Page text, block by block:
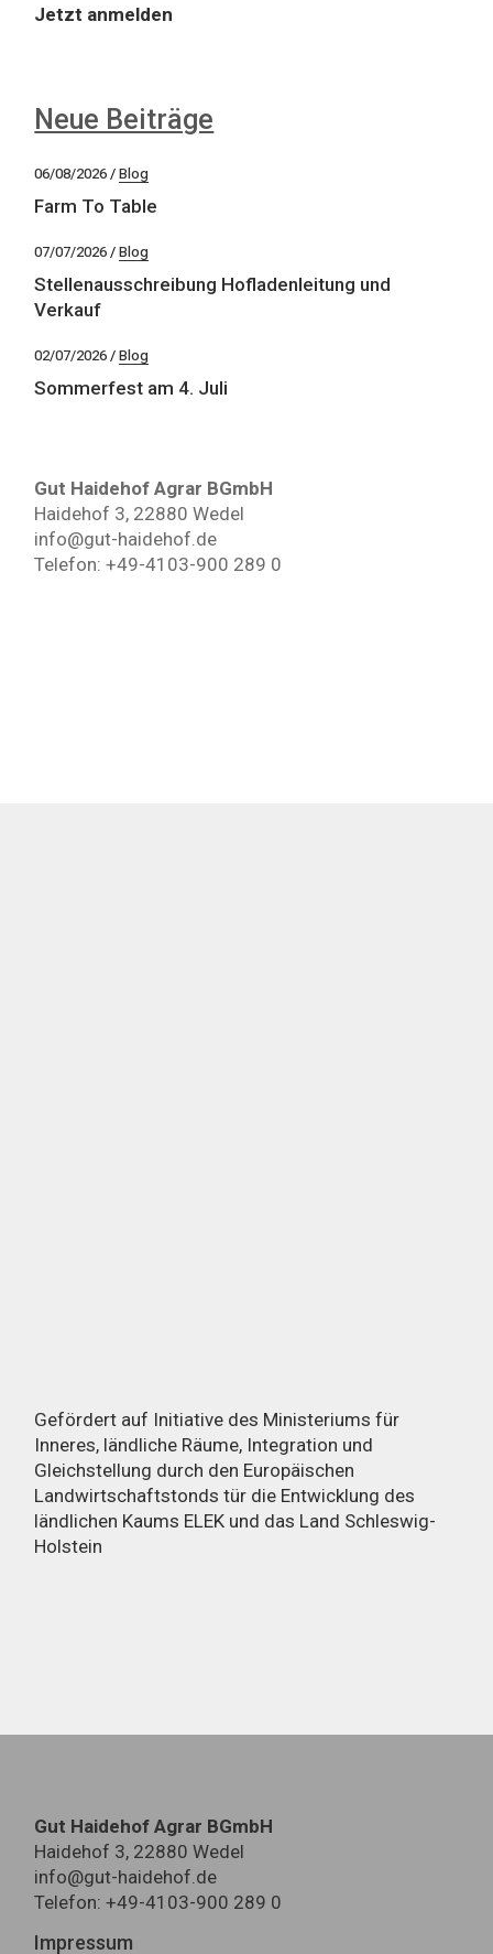
Jetzt anmelden
Neue Beiträge
06/08/2026 Blog
Farm To Table
07/07/2026 Blog
Stellenausschreibung Hofladenleitung und
Verkauf
02/07/2026 Blog
Sommerfest am 4. Juli
Gut Haidehof Agrar BGmbH
Haidehof 3, 22880 Wedel
info@gut-haidehof.de
Telefon: +49-4103-900 289 0
Gefördert auf Initiative des Ministeriums für
Inneres, ländliche Räume, Integration und
Gleichstellung durch den Europäischen
Landwirtschaftstonds tür die Entwicklung des
ländlichen Kaums ELEK und das Land Schleswig-
Holstein
Gut Haidehof Agrar BGmbH
Haidehof 3, 22880 Wedel
info@gut-haidehof.de
Telefon: +49-4103-900 289 0
Impressum